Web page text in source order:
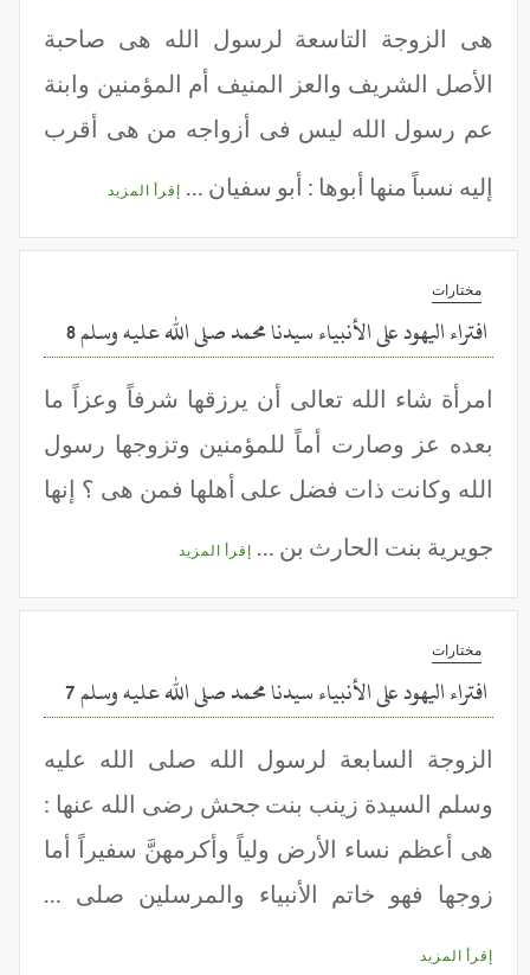
هى الزوجة التاسعة لرسول الله هى صاحبة
الأصل الشريف والعز المنيف أم المؤمنين وابنة
عم رسول الله ليس فى أزواجه من هى أقرب
إليه نسباً منها أبوها : أبو سفيان … إقرأ المزيد
مختارات
افتراء اليهود على الأنبياء سيدنا محمد صلى الله عليه وسلم 8
امرأة شاء الله تعالى أن يرزقها شرفاً وعزاً ما
بعده عز وصارت أماً للمؤمنين وتزوجها رسول
الله وكانت ذات فضل على أهلها فمن هى ؟ إنها
جويرية بنت الحارث بن … إقرأ المزيد
مختارات
افتراء اليهود على الأنبياء سيدنا محمد صلى الله عليه وسلم 7
الزوجة السابعة لرسول الله صلى الله عليه
وسلم السيدة زينب بنت جحش رضى الله عنها :
هى أعظم نساء الأرض ولياً وأكرمهنَّ سفيراً أما
زوجها فهو خاتم الأنبياء والمرسلين صلى …
إقرأ المزيد